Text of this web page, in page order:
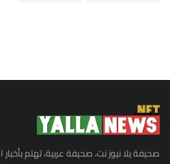
صحيفة يلا نيوز نت، صحيفة عربية، تهتم